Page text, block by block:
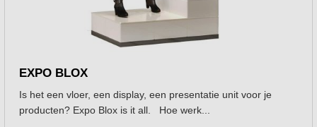
EXPO BLOX
Is het een vloer, een display, een presentatie unit voor je
producten? Expo Blox is it all. Hoe werk...